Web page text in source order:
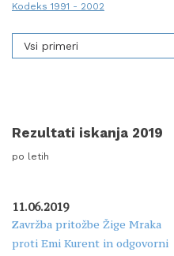
Kodeks 1991 - 2002
Vsi primeri
Rezultati iskanja 2019
po letih
11.06.2019
Zavržba pritožbe Žige Mraka
proti Emi Kurent in odgovorni